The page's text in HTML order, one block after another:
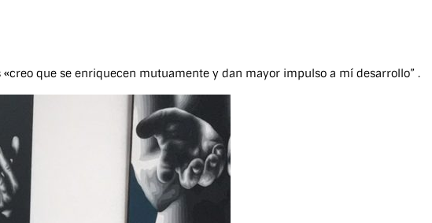
que se enriquecen mutuamente y dan mayor impulso a mí desarrollo” .